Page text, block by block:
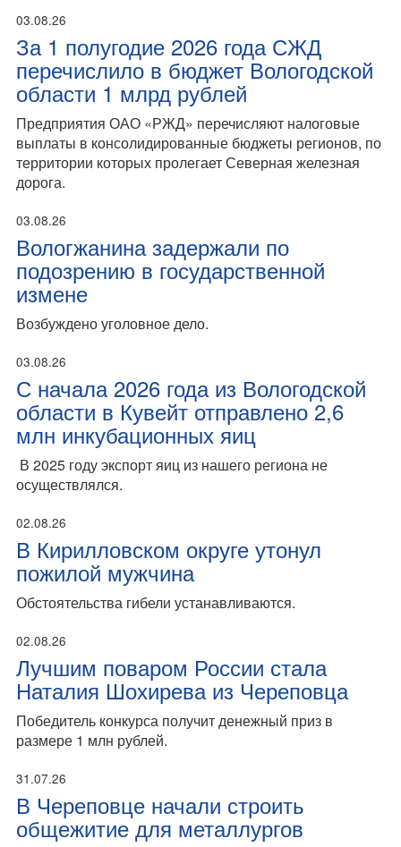
03.08.26
За 1 полугодие 2026 года СЖД
перечислило в бюджет Вологодской
области 1 млрд рублей
Предприятия ОАО «РЖД» перечисляют налоговые
выплаты в консолидированные бюджеты регионов, по
территории которых пролегает Северная железная
дорога.
03.08.26
Вологжанина задержали по
подозрению в государственной
измене
Возбуждено уголовное дело.
03.08.26
С начала 2026 года из Вологодской
области в Кувейт отправлено 2,6
млн инкубационных яиц
В 2025 году экспорт яиц из нашего региона не
осуществлялся.
02.08.26
В Кирилловском округе утонул
пожилой мужчина
Обстоятельства гибели устанавливаются.
02.08.26
Лучшим поваром России стала
Наталия Шохирева из Череповца
Победитель конкурса получит денежный приз в
размере 1 млн рублей.
31.07.26
В Череповце начали строить
общежитие для металлургов